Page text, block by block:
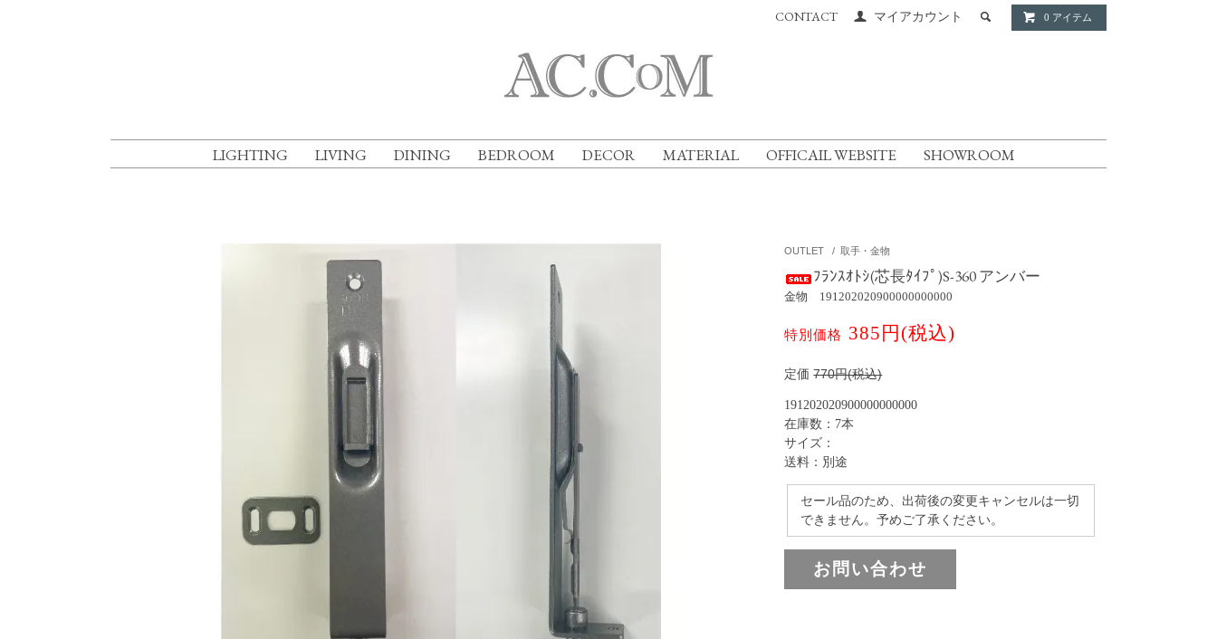
CONTACT マイアカウント 0 アイテム
LIGHTING LIVING DINING BEDROOM DECOR MATERIAL OFFICAIL WEBSITE SHOWROOM
OUTLET / 取手・金物
ﾌﾗﾝｽｵﾄｼ(芯長ﾀｲﾌﾟ)S-360 アンバー
金物 191202020900000000000
特別価格 385円(税込)
定価770円(税込)
191202020900000000000
在庫数：7本
サイズ：
送料：別途
セール品のため、出荷後の変更キャンセルは一切
できません。予めご了承ください。
お問い合わせ